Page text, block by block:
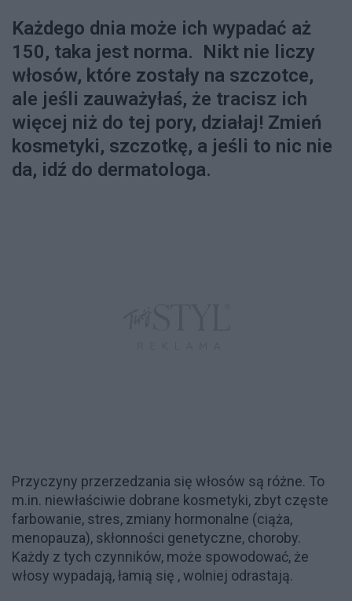
Każdego dnia może ich wypadać aż
150, taka jest norma. Nikt nie liczy
włosów, które zostały na szczotce,
ale jeśli zauważyłaś, że tracisz ich
więcej niż do tej pory, działaj! Zmień
kosmetyki, szczotkę, a jeśli to nic nie
da, idź do dermatologa.
Przyczyny przerzedzania się włosów są różne. To
m.in. niewłaściwie dobrane kosmetyki, zbyt częste
farbowanie, stres, zmiany hormonalne (ciąża,
menopauza), skłonności genetyczne, choroby.
Każdy z tych czynników, może spowodować, że
włosy wypadają, łamią się , wolniej odrastają.